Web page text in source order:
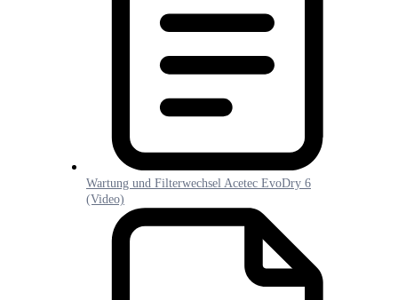
Wartung und Filterwechsel Acetec EvoDry 6
(Video)